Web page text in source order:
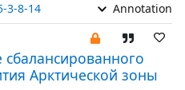
3-8-14 Annotation
Арктической зоны